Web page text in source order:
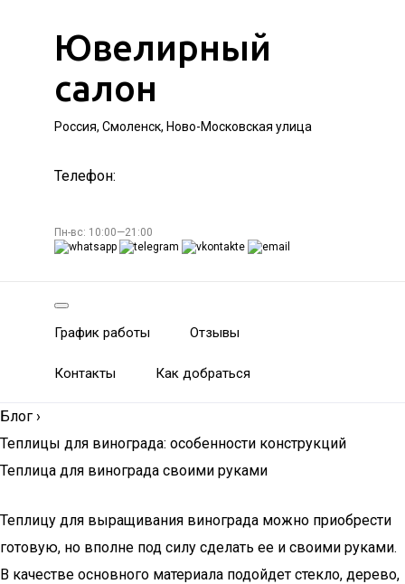
Ювелирный
салон
Россия, Смоленск, Ново-Московская улица
Телефон:
Пн-вс: 10:00—21:00
График работы Отзывы
Контакты Как добраться
Блог ›
Теплицы для винограда: особенности конструкций
Теплица для винограда своими руками
Теплицу для выращивания винограда можно приобрести
готовую, но вполне под силу сделать ее и своими руками.
В качестве основного материала подойдет стекло, дерево,